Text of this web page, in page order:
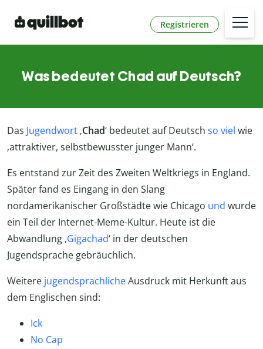
Registrieren
Was bedeutet Chad auf Deutsch?
Das Jugendwort ‚Chad‘ bedeutet auf Deutsch so viel wie
‚attraktiver, selbstbewusster junger Mann‘.
Es entstand zur Zeit des Zweiten Weltkriegs in England.
Später fand es Eingang in den Slang
nordamerikanischer Großstädte wie Chicago und wurde
ein Teil der Internet-Meme-Kultur. Heute ist die
Abwandlung ,Gigachad‘ in der deutschen
Jugendsprache gebräuchlich.
Weitere jugendsprachlicheAusdruck mit Herkunft aus
dem Englischen sind:
Ick
No Cap